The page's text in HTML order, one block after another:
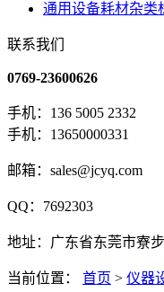
通用设备耗材杂类
联系我们
0769-23600626
手机：136 5005 2332
手机：13650000331
邮箱：sales@jcyq.com
QQ：7692303
地址：广东省东莞市寮
当前位置： 首页 > 仪器